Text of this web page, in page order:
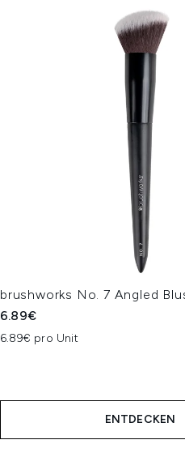
brushworks No. 7 Angled
6.89€
6.89€ pro Unit
ENTDECKEN